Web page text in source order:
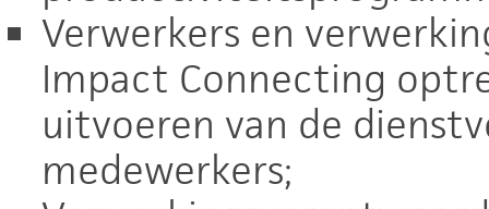
Verwerkers en
Impact Connecting
uitvoeren van de
medewerkers;